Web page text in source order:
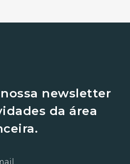
newsletter
da área